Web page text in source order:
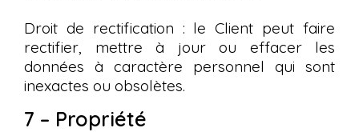
Droit de rectification : le Client peut faire
rectifier, mettre à jour ou effacer les
données à caractère personnel qui sont
inexactes ou obsolètes.
7 – Propriété